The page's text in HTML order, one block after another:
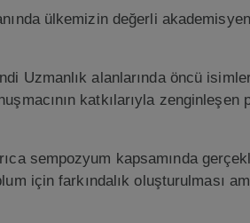
ülkemizin değerli
Uzmanlık alanlarında öncü
katkılarıyla
sempozyum kapsamında
için farkındalık oluşturulması